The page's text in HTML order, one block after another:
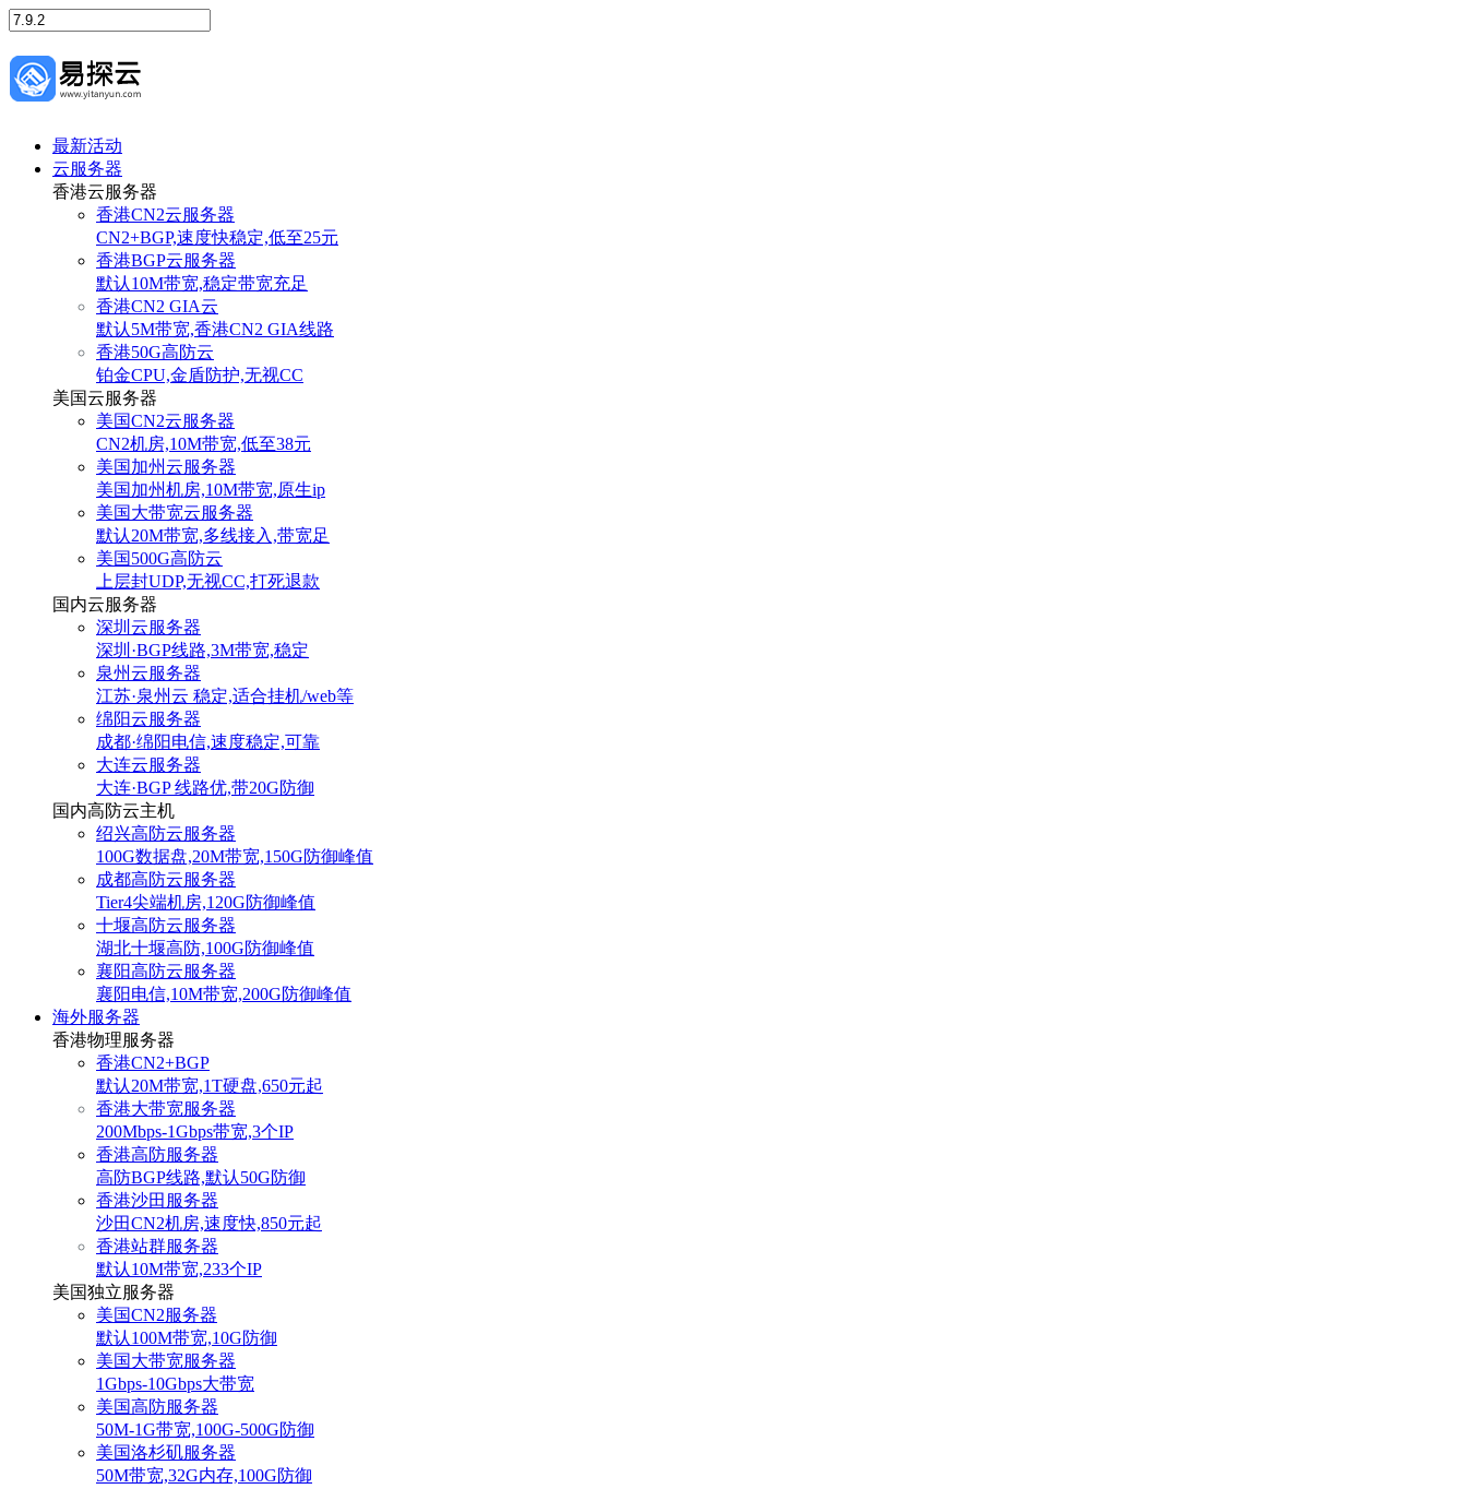
最新活动
云服务器
香港云服务器
香港CN2云服务器
CN2+BGP,速度快稳定,低至25元
香港BGP云服务器
默认10M带宽,稳定带宽充足
香港CN2 GIA云
默认5M带宽,香港CN2 GIA线路
香港50G高防云
铂金CPU,金盾防护,无视CC
美国云服务器
美国CN2云服务器
CN2机房,10M带宽,低至38元
美国加州云服务器
美国加州机房,10M带宽,原生ip
美国大带宽云服务器
默认20M带宽,多线接入,带宽足
美国500G高防云
上层封UDP,无视CC,打死退款
国内云服务器
深圳云服务器
深圳·BGP线路,3M带宽,稳定
泉州云服务器
江苏·泉州云 稳定,适合挂机/web等
绵阳云服务器
成都·绵阳电信,速度稳定,可靠
大连云服务器
大连·BGP 线路优,带20G防御
国内高防云主机
绍兴高防云服务器
100G数据盘,20M带宽,150G防御峰值
成都高防云服务器
Tier4尖端机房,120G防御峰值
十堰高防云服务器
湖北十堰高防,100G防御峰值
襄阳高防云服务器
襄阳电信,10M带宽,200G防御峰值
海外服务器
香港物理服务器
香港CN2+BGP
默认20M带宽,1T硬盘,650元起
香港大带宽服务器
200Mbps-1Gbps带宽,3个IP
香港高防服务器
高防BGP线路,默认50G防御
香港沙田服务器
沙田CN2机房,速度快,850元起
香港站群服务器
默认10M带宽,233个IP
美国独立服务器
美国CN2服务器
默认100M带宽,10G防御
美国大带宽服务器
1Gbps-10Gbps大带宽
美国高防服务器
50M-1G带宽,100G-500G防御
美国洛杉矶服务器
50M带宽,32G内存,100G防御